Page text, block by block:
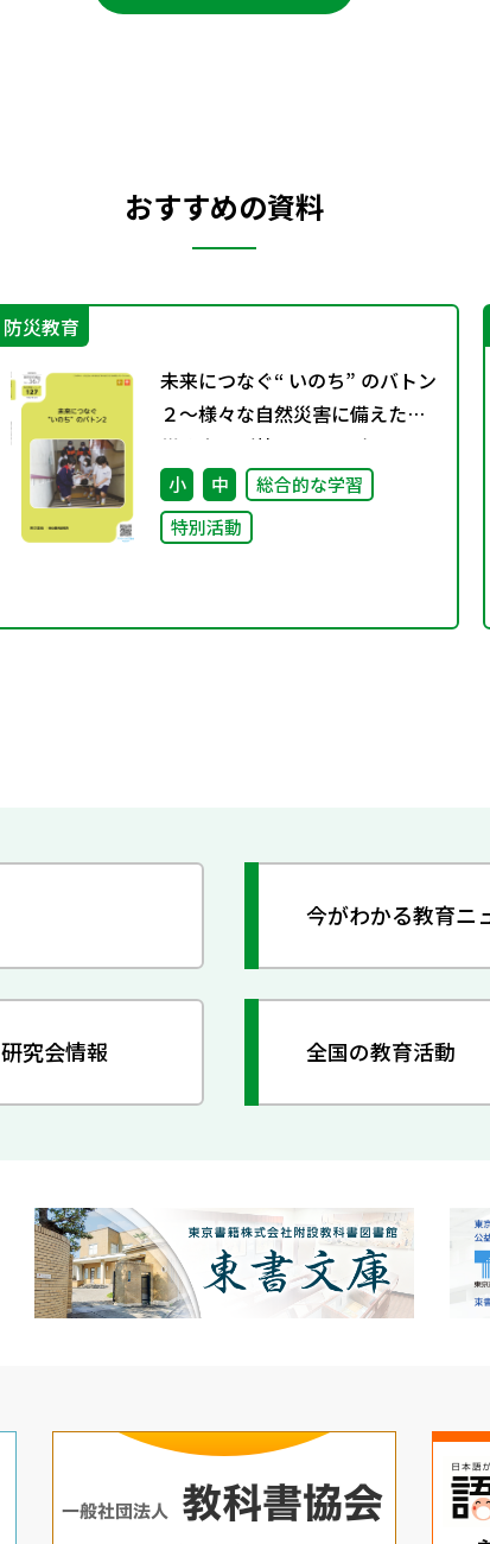
おすすめの資料
防災教育
未来につなぐ“ いのち” のバトン
２〜様々な自然災害に備えた防
災教育〜（特別課題127）
小 中
総合的な学習
特別活動
今がわかる教育ニ
研究会情報 全国の教育活動